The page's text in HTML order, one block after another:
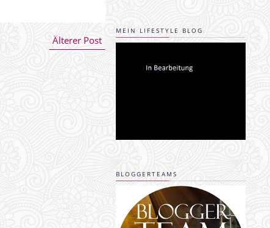
Älterer Post
MEIN LIFESTYLE BLOG
BLOGGERTEAMS